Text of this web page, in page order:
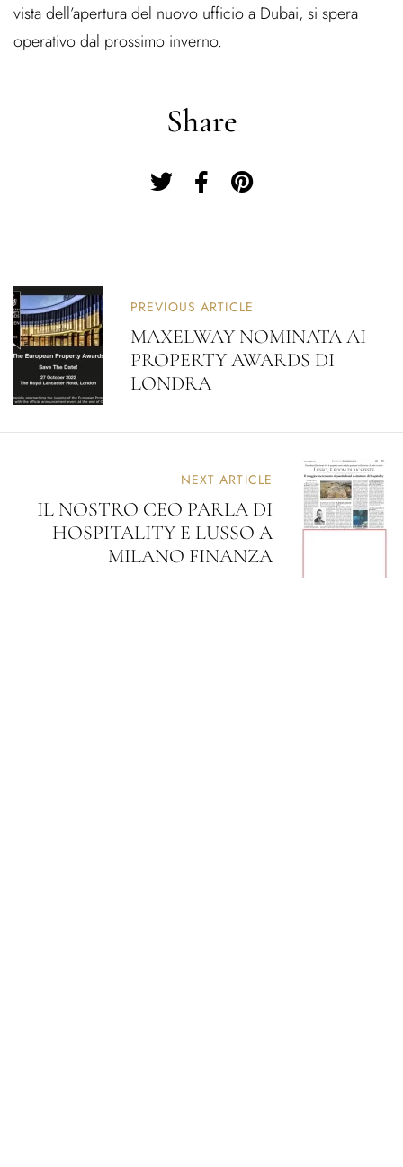
vista dell’apertura del nuovo ufficio a Dubai, si spera
operativo dal prossimo inverno.
Share
PREVIOUS ARTICLE
MAXELWAY NOMINATA AI
PROPERTY AWARDS DI
LONDRA
NEXT ARTICLE
IL NOSTRO CEO PARLA DI
HOSPITALITY E LUSSO A
MILANO FINANZA